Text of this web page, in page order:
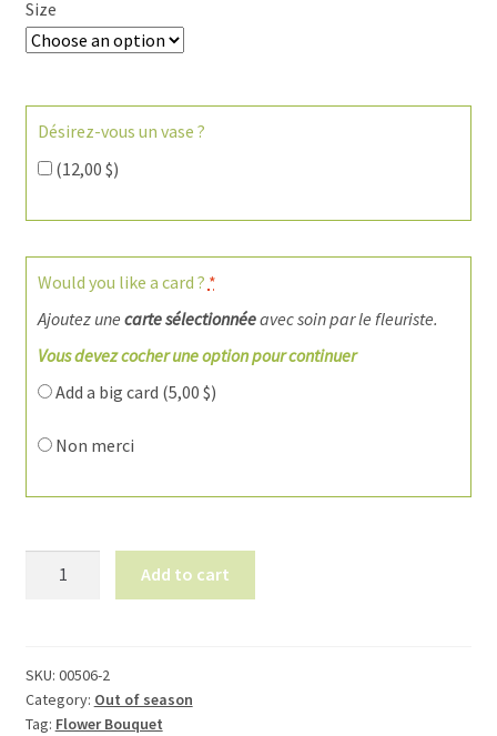
Size
Désirez-vous un vase ?
(12,00 $)
Would you like a card ? *
Ajoutez une carte sélectionnéeavec soin par le fleuriste.
Vous devez cocher une option pour continuer
Add a big card (5,00 $)
Non merci
flowers
quantity
Add to cart
SKU: 00506-2
Category: Out of season
Tag: Flower Bouquet